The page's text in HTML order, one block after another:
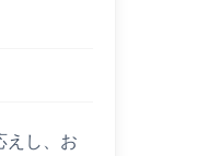
えし、お